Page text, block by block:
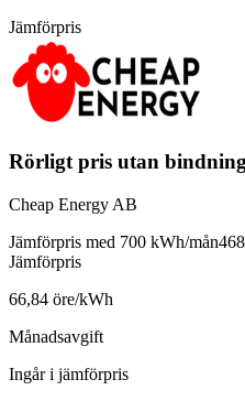
Jämförpris
Rörligt pris utan
Cheap Energy AB
Jämförpris med 700 kWh/mån
Jämförpris
66,84 öre/kWh
Månadsavgift
Ingår i jämförpris